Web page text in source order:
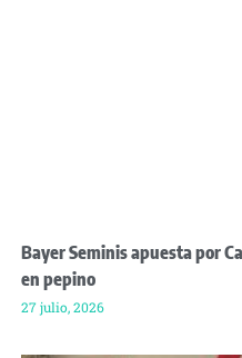
Bayer Seminis apuesta por
en pepino
27 julio, 2026